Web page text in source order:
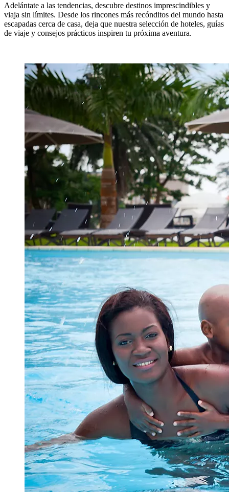
Adelántate a las tendencias, descubre destinos imprescindibles y
viaja sin límites. Desde los rincones más recónditos del mundo hasta
escapadas cerca de casa, deja que nuestra selección de hoteles, guías
de viaje y consejos prácticos inspiren tu próxima aventura.